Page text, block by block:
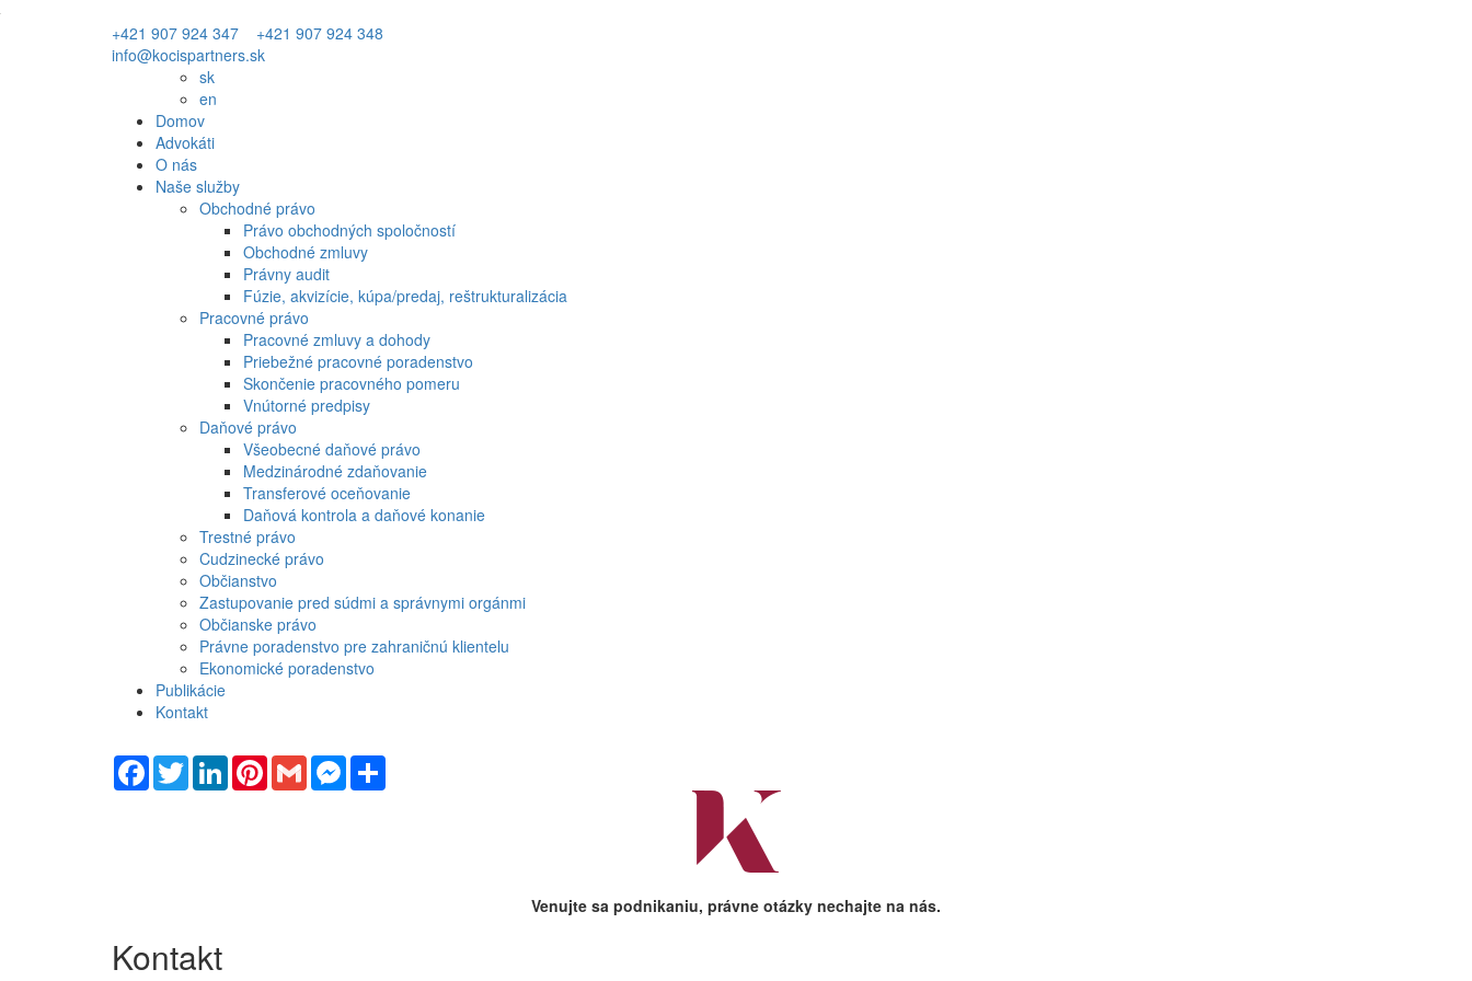
+421 907 924 347
+421 907 924 348
info@kocispartners.sk
sk
en
Domov
Advokáti
O nás
Naše služby
Obchodné právo
Právo obchodných spoločností
Obchodné zmluvy
Právny audit
Fúzie, akvizície, kúpa/predaj, reštrukturalizácia
Pracovné právo
Pracovné zmluvy a dohody
Priebežné pracovné poradenstvo
Skončenie pracovného pomeru
Vnútorné predpisy
Daňové právo
Všeobecné daňové právo
Medzinárodné zdaňovanie
Transferové oceňovanie
Daňová kontrola a daňové konanie
Trestné právo
Cudzinecké právo
Občianstvo
Zastupovanie pred súdmi a správnymi orgánmi
Občianske právo
Právne poradenstvo pre zahraničnú klientelu
Ekonomické poradenstvo
Publikácie
Kontakt
Facebook
TwitterLinkedInPinterestGmail Messenger
Venujte sa podnikaniu, právne otázky nechajte na nás.
Kontakt